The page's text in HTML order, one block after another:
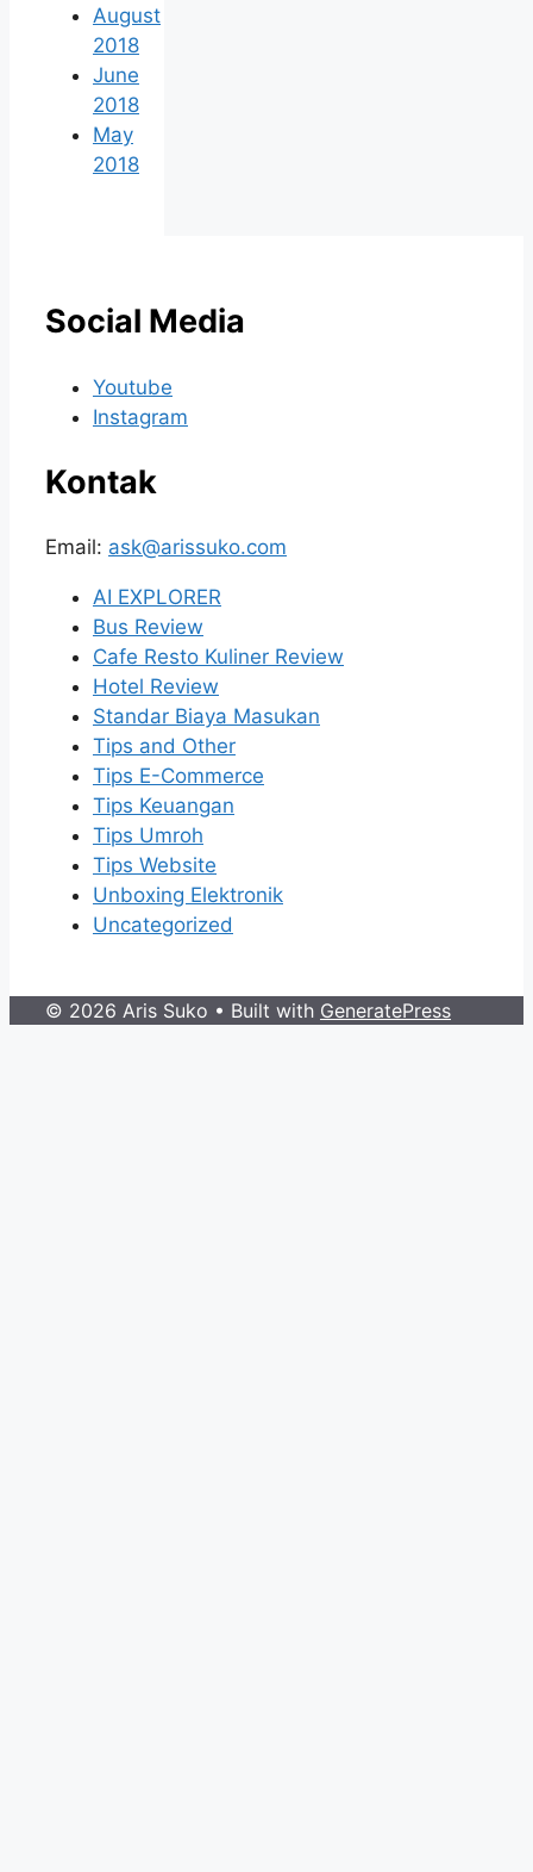
August
2018
June
2018
May
2018
Social Media
Youtube
Instagram
Kontak
Email: ask@arissuko.com
AI EXPLORER
Bus Review
Cafe Resto Kuliner Review
Hotel Review
Standar Biaya Masukan
Tips and Other
Tips E-Commerce
Tips Keuangan
Tips Umroh
Tips Website
Unboxing Elektronik
Uncategorized
© 2026 Aris Suko • Built with GeneratePress